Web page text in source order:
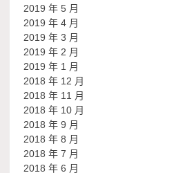
2019 年 5 月
2019 年 4 月
2019 年 3 月
2019 年 2 月
2019 年 1 月
2018 年 12 月
2018 年 11 月
2018 年 10 月
2018 年 9 月
2018 年 8 月
2018 年 7 月
2018 年 6 月